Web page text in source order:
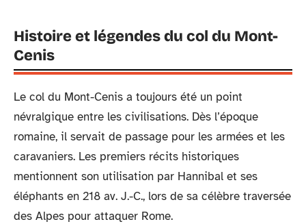
Histoire et légendes du col du Mont-
Cenis
Le col du Mont-Cenis a toujours été un point
névralgique entre les civilisations. Dès l’époque
romaine, il servait de passage pour les armées et les
caravaniers. Les premiers récits historiques
mentionnent son utilisation par Hannibal et ses
éléphants en 218 av. J.-C., lors de sa célèbre traversée
des Alpes pour attaquer Rome.